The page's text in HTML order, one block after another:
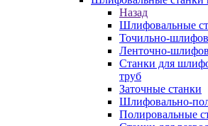
Назад
Шлифовальные
Точильно-
Ленточно-
Станки для
труб
Заточные станки
Шлифовально-
Полировальные